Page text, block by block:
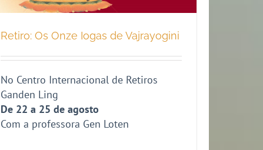
Retiro: Os Onze Iogas de Vajrayogini
No Centro Internacional de Retiros
Ganden Ling
De 22 a 25 de agosto
Com a professora Gen Loten